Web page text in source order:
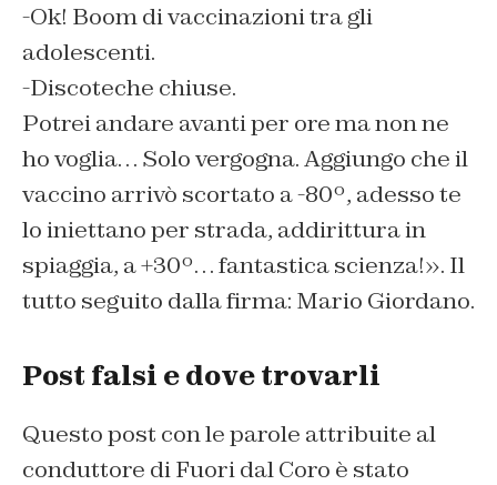
-Ok! Boom di vaccinazioni tra gli
adolescenti.
-Discoteche chiuse.
Potrei andare avanti per ore ma non ne
ho voglia… Solo vergogna. Aggiungo che il
vaccino arrivò scortato a -80º, adesso te
lo iniettano per strada, addirittura in
spiaggia, a +30º… fantastica scienza!». Il
tutto seguito dalla firma: Mario Giordano.
Post falsi e dove trovarli
Questo post con le parole attribuite al
conduttore di Fuori dal Coro è stato